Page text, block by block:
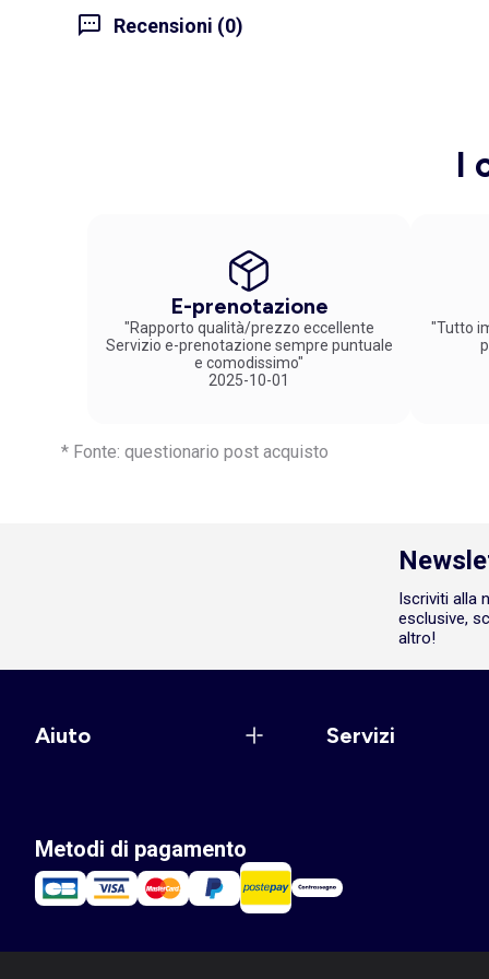
Recensioni (0)
I
E-prenotazione
"Rapporto qualità/prezzo eccellente
Servizio e-prenotazione sempre puntuale
e comodissimo"
2025-10-01
"Tutto
* Fonte: questionario post acquisto
Iscriviti alla
esclusive,
altro!
Aiuto Servizi
Metodi di pagamento